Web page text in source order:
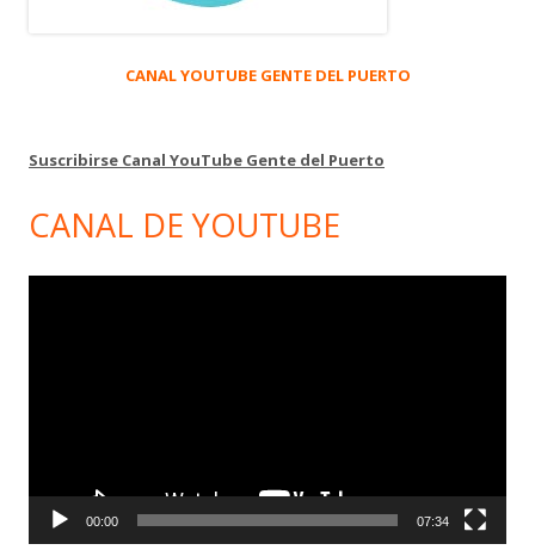
CANAL YOUTUBE GENTE DEL PUERTO
Suscribirse Canal YouTube Gente del Puerto
CANAL DE YOUTUBE
00:00 07:34